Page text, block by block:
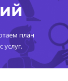
план